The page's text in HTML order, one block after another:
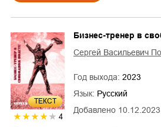
ТЕКСТ
4
Добавлено
Бизнес-тренер в
Сергей Васильевич
Год выхода: 2023
Язык: Русский